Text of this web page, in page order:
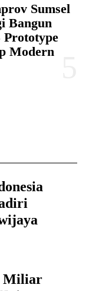
Sumsel
Bangun
Prototype
Modern
Miliar